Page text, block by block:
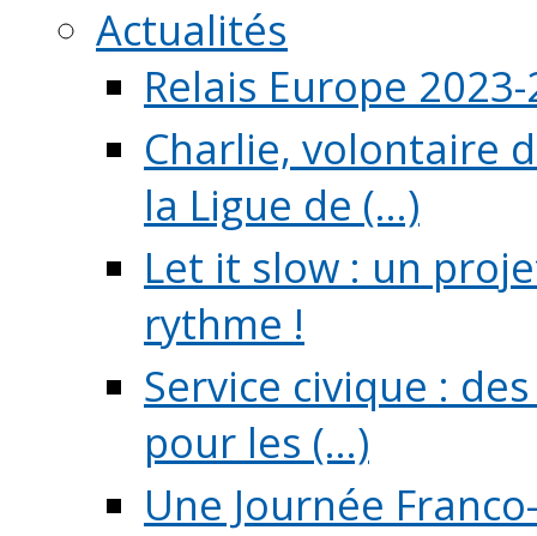
Actualités
Relais Europe
Charlie, volontaire
la Ligue de (...)
Let it slow : un
rythme !
Service civique :
pour les (...)
Une Journée